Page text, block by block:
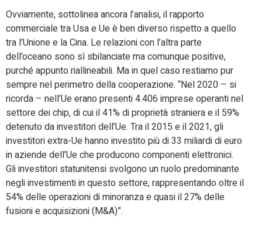
Ovviamente, sottolinea ancora l’analisi, il rapporto
commerciale tra Usa e Ue è ben diverso rispetto a quello
tra l’Unione e la Cina. Le relazioni con l’altra parte
dell’oceano sono sì sbilanciate ma comunque positive,
purché appunto riallineabili. Ma in quel caso restiamo pur
sempre nel perimetro della cooperazione. “Nel 2020 – si
ricorda – nell’Ue erano presenti 4.406 imprese operanti nel
settore dei chip, di cui il 41% di proprietà straniera e il 59%
detenuto da investitori dell’Ue. Tra il 2015 e il 2021, gli
investitori extra-Ue hanno investito più di 33 miliardi di euro
in aziende dell’Ue che producono componenti elettronici.
Gli investitori statunitensi svolgono un ruolo predominante
negli investimenti in questo settore, rappresentando oltre il
54% delle operazioni di minoranza e quasi il 27% delle
fusioni e acquisizioni (M&A)”.